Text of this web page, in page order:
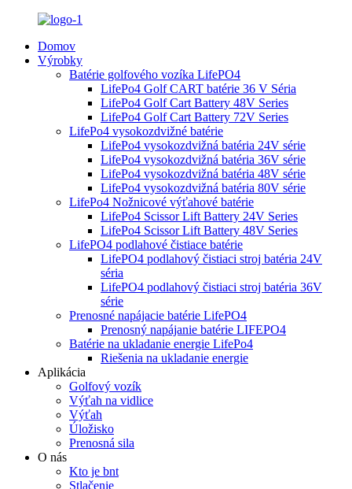
Domov
Výrobky
Batérie golfového vozíka LifePO4
LifePo4 Golf CART batérie 36 V Séria
LifePo4 Golf Cart Battery 48V Series
LifePo4 Golf Cart Battery 72V Series
LifePo4 vysokozdvižné batérie
LifePo4 vysokozdvižná batéria 24V série
LifePo4 vysokozdvižná batéria 36V série
LifePo4 vysokozdvižná batéria 48V série
LifePo4 vysokozdvižná batéria 80V série
LifePo4 Nožnicové výťahové batérie
LifePo4 Scissor Lift Battery 24V Series
LifePo4 Scissor Lift Battery 48V Series
LifePO4 podlahové čistiace batérie
LifePO4 podlahový čistiaci stroj batéria 24V
séria
LifePO4 podlahový čistiaci stroj batéria 36V
série
Prenosné napájacie batérie LifePO4
Prenosný napájanie batérie LIFEPO4
Batérie na ukladanie energie LifePo4
Riešenia na ukladanie energie
Aplikácia
Golfový vozík
Výťah na vidlice
Výťah
Úložisko
Prenosná sila
O nás
Kto je bnt
Stlačenie